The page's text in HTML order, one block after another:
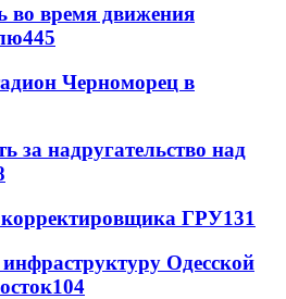
во время движения
445
Черноморец в
за надругательство над
корректировщика ГРУ131
Одесской
104